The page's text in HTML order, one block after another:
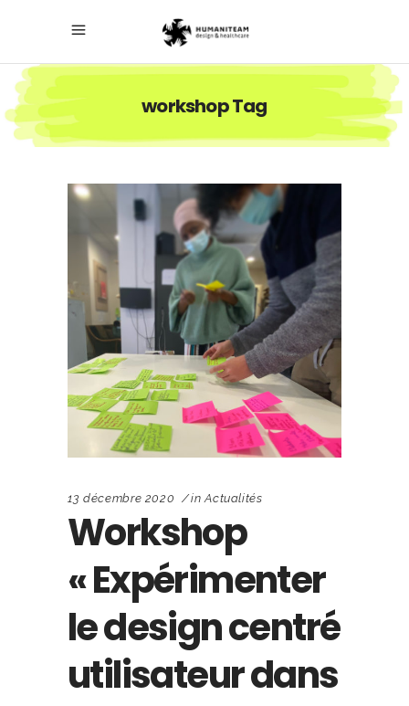
workshop Tag
13 décembre 2020 in Actualités
Workshop
« Expérimenter
le design centré
utilisateur dans